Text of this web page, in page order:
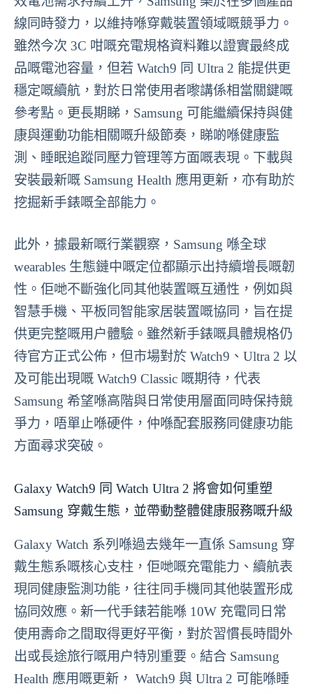
線同時發力，以維持喺穿戴裝置領域嘅競爭力。
雖然今次 3C 咁嘅充電規格資料難以證實最終成
品嘅電池容量，但若 Watch9 同 Ultra 2 能提供更
穩定嘅續航，對於日常使用者嚟講係相當關鍵嘅
參考點。更長期睇，Samsung 可能繼續保持與健
康與運動功能相關嘅升級節奏，睇啲喺健康監
測、睡眠追蹤同壓力管理等方面嘅表現。下載與
安裝最新嘅 Samsung Health 應用更新，亦有助於
挖掘新手錶嘅全部能力。
此外，據最新嘅行業觀察，Samsung 喺全球
wearables 生態鏈中嘅定位都顯示出持續增長嘅韌
性。佢哋不斷強化同其他裝置嘅互通性，例如與
智慧手機、平板同智能家居裝置嘅協同，旨在提
供更完整嘅用户體驗。雖然新手錶嘅具體規格仍
待官方正式公佈，但市場對於 Watch9、Ultra 2 以
及可能出現嘅 Watch9 Classic 嘅期待，代表
Samsung 希望喺高階與日常使用層面同時保持競
爭力，唔單止喺硬件，仲喺配套服務同健康功能
方面尋求突破。
Galaxy Watch9 同 Watch Ultra 2 將會如何重塑
Samsung 穿戴生態，並帶動整體健康服務嘅升級
Galaxy Watch 系列喺過去幾年一直係 Samsung 穿
戴生態系嘅核心支柱，佢哋嘅充電能力、續航表
現同健康監測功能，往往同手機同其他裝置形成
協同效應。新一代手錶若能喺 10W 充電同日常
使用壽命之間取得更好平衡，對於習慣長時間外
出或長途旅行嘅用户特別重要。結合 Samsung
Health 應用嘅更新， Watch9 與 Ultra 2 可能喺睡